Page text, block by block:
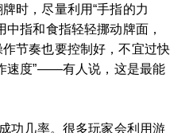
时，尽量利用“手指的力
中指和食指轻轻挪动牌面，
节奏也要控制好，不宜过快
速度”——有人说，这是最能
功几率。很多玩家会利用游